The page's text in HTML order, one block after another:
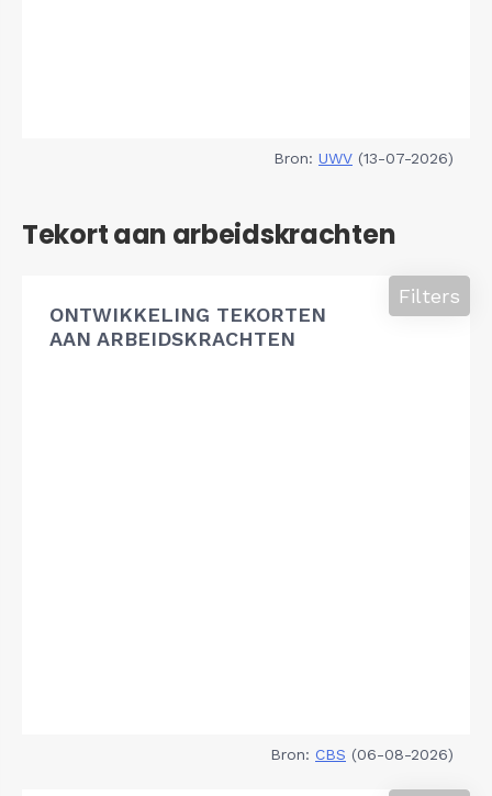
Bron: UWV (13-07-2026)
Tekort aan arbeidskrachten
ONTWIKKELING TEKORTEN
AAN ARBEIDSKRACHTEN
Filters
Bron: CBS (06-08-2026)